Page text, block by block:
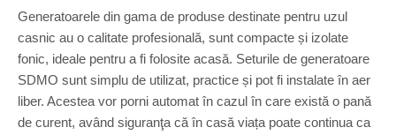
Generatoarele din gama de produse destinate pentru uzul
casnic au o calitate profesională, sunt compacte și izolate
fonic, ideale pentru a fi folosite acasă. Seturile de generatoare
SDMO sunt simplu de utilizat, practice și pot fi instalate în aer
liber. Acestea vor porni automat în cazul în care există o pană
de curent, având siguranţa că în casă viața poate continua ca